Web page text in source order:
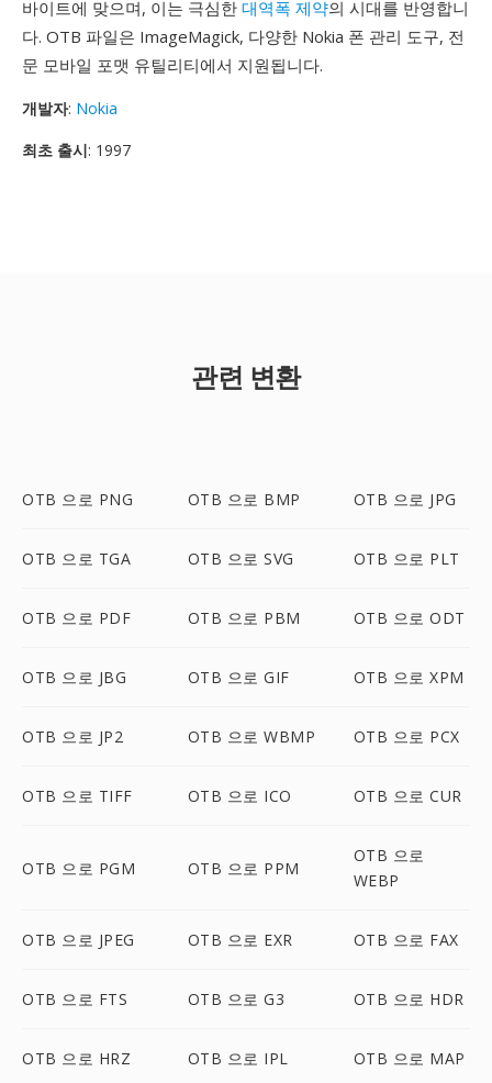
바이트에 맞으며, 이는 극심한 대역폭 제약의 시대를 반영합니
다. OTB 파일은 ImageMagick, 다양한 Nokia 폰 관리 도구, 전
문 모바일 포맷 유틸리티에서 지원됩니다.
개발자: Nokia
최초 출시: 1997
관련 변환
OTB 으로 PNG OTB 으로 BMP OTB 으로 JPG
OTB 으로 TGA OTB 으로 SVG OTB 으로 PLT
OTB 으로 PDF OTB 으로 PBM OTB 으로 ODT
OTB 으로 JBG OTB 으로 GIF OTB 으로 XPM
OTB 으로 JP2 OTB 으로 WBMP OTB 으로 PCX
OTB 으로 TIFF OTB 으로 ICO OTB 으로 CUR
OTB 으로 PGM OTB 으로 PPM
OTB 으로
WEBP
OTB 으로 JPEG OTB 으로 EXR OTB 으로 FAX
OTB 으로 FTS OTB 으로 G3 OTB 으로 HDR
OTB 으로 HRZ OTB 으로 IPL OTB 으로 MAP